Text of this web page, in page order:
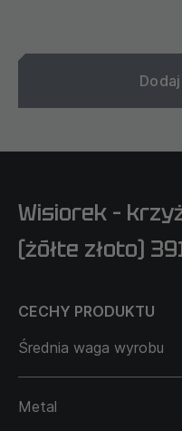
Wisiorek –
(żółte złoto)
CECHY PRODUKTU
Średnia waga wyrobu
Metal